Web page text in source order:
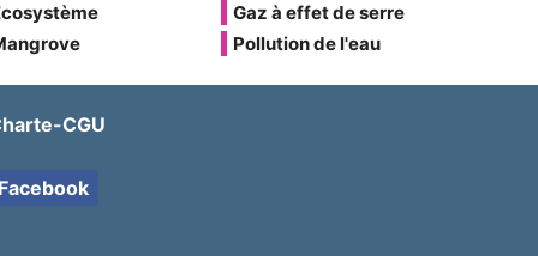
Gaz à effet de serre
Pollution de l'eau
CGU
Facebook